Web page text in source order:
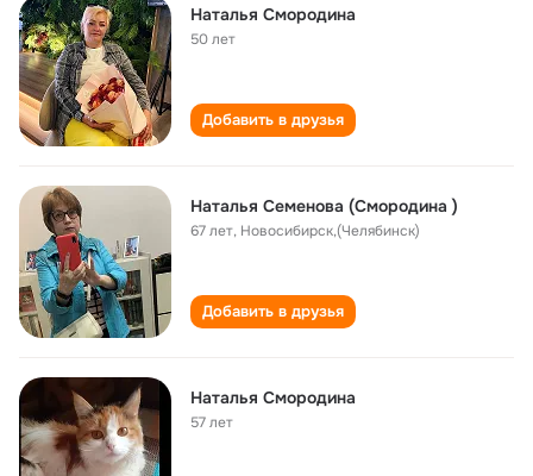
Наталья Смородина
50 лет
Добавить в друзья
Наталья Семенова (Смородина )
67 лет, Новосибирск,(Челябинск)
Добавить в друзья
Наталья Смородина
57 лет